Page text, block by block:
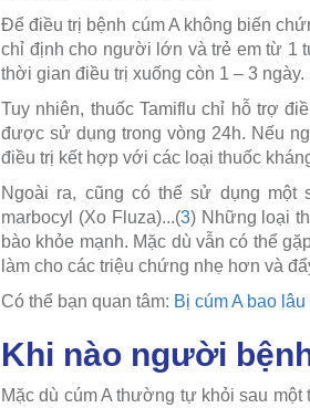
Để điều trị bệnh cúm A không biến
chỉ định cho người lớn và trẻ em từ 1
thời gian điều trị xuống còn 1 – 3 ngày.
Tuy nhiên, thuốc Tamiflu chỉ hỗ trợ
được sử dụng trong vòng 24h. Nếu
điều trị kết hợp với các loại thuốc
Ngoài ra, cũng có thể sử dụng một
marbocyl (Xo Fluza)...(3) Những loại
bào khỏe mạnh. Mặc dù vẫn có thể
làm cho các triệu chứng nhẹ hơn và
Có thể bạn quan tâm: Bị cúm A bao
Khi nào người
Mặc dù cúm A thường tự khỏi sau